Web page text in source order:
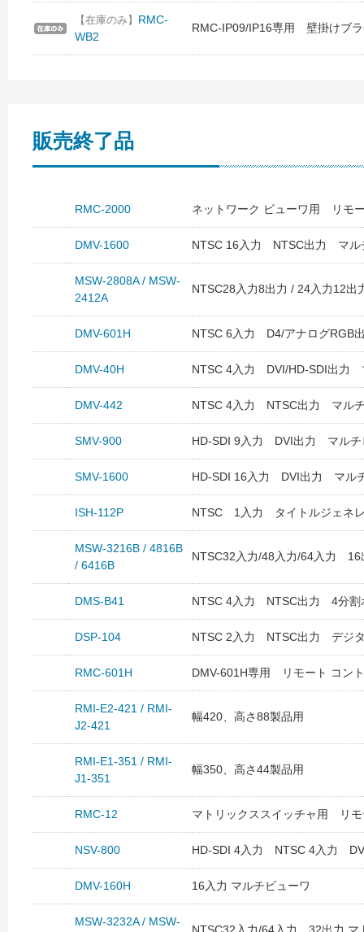
【在庫のみ】 RMC-
WB2
RMC-IP09/IP16専用 壁掛けブ
販売終了品
RMC-2000 ネットワーク ビューワ用 リモ
DMV-1600 NTSC 16入力 NTSC出力 マル
MSW-2808A / MSW-
2412A
NTSC28入力8出力 / 24入力12出
DMV-601H NTSC 6入力 D4/アナログRGB
DMV-40H NTSC 4入力 DVI/HD-SDI出力
DMV-442 NTSC 4入力 NTSC出力 マル
SMV-900 HD-SDI 9入力 DVI出力 マルチ
SMV-1600 HD-SDI 16入力 DVI出力 マル
ISH-112P NTSC 1入力 タイトルジェネ
MSW-3216B / 4816B
/ 6416B
NTSC32入力/48入力/64入力 16
DMS-B41 NTSC 4入力 NTSC出力 4分割
DSP-104 NTSC 2入力 NTSC出力 デジ
RMC-601H DMV-601H専用 リモート コン
RMI-E2-421 / RMI-
J2-421
幅420、高さ88製品用
RMI-E1-351 / RMI-
J1-351
幅350、高さ44製品用
RMC-12 マトリックススイッチャ用 リモ
NSV-800 HD-SDI 4入力 NTSC 4入力
DMV-160H 16入力 マルチビューワ
MSW-3232A / MSW-